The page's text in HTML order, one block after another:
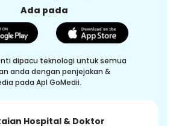
Ada pada
dipacu teknologi untuk semua
anda dengan penjejakan &
pada Apl GoMedii.
Hospital & Doktor